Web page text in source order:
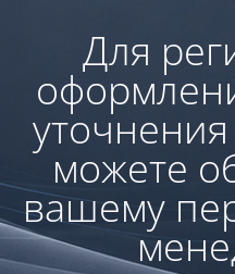
Для
можете
вашему